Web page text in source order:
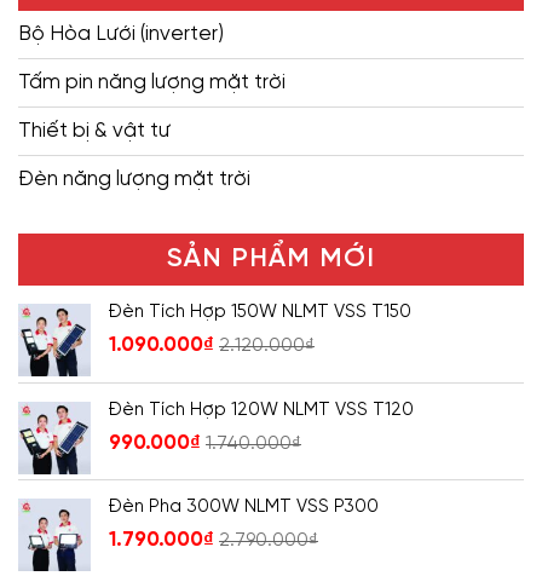
Bộ Hòa Lưới (inverter)
Tấm pin năng lượng mặt trời
Thiết bị & vật tư
Đèn năng lượng mặt trời
SẢN PHẨM MỚI
Đèn Tích Hợp 150W NLMT VSS T150
1.090.000₫ 2.120.000₫
Đèn Tích Hợp 120W NLMT VSS T120
990.000₫ 1.740.000₫
Đèn Pha 300W NLMT VSS P300
1.790.000₫ 2.790.000₫